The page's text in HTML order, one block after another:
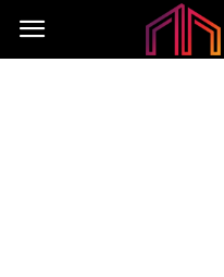
PUWN.pl